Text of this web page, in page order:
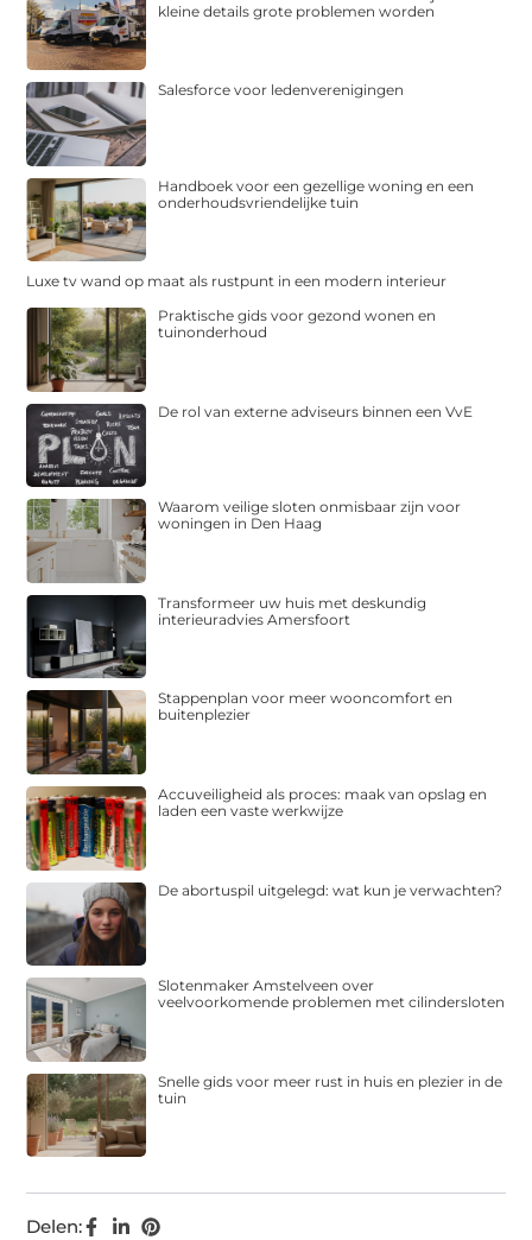
Delen:
kleine details grote problemen worden
Salesforce voor ledenverenigingen
Handboek voor een gezellige woning en een
onderhoudsvriendelijke tuin
Luxe tv wand op maat als rustpunt in een modern interieur
Praktische gids voor gezond wonen en
tuinonderhoud
De rol van externe adviseurs binnen een VvE
Waarom veilige sloten onmisbaar zijn voor
woningen in Den Haag
Transformeer uw huis met deskundig
interieuradvies Amersfoort
Stappenplan voor meer wooncomfort en
buitenplezier
Accuveiligheid als proces: maak van opslag en
laden een vaste werkwijze
De abortuspil uitgelegd: wat kun je verwachten?
Slotenmaker Amstelveen over
veelvoorkomende problemen met cilindersloten
Snelle gids voor meer rust in huis en plezier in de
tuin